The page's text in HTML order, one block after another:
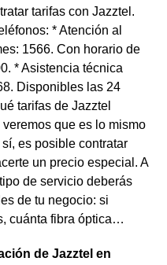
tarifas con Jazztel.
* Atención al
1566. Con horario de
* Asistencia técnica
Disponibles las 24
tarifas de Jazztel
que es lo mismo
es posible contratar
un precio especial. A
de servicio deberás
de tu negocio: si
cuánta fibra óptica…
de Jazztel en